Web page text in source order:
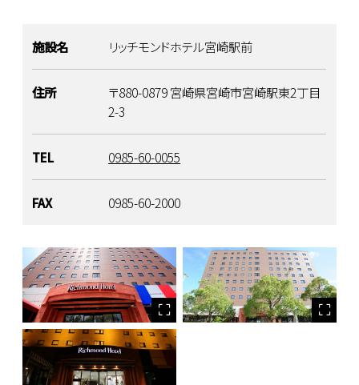
施設名 リッチモンドホテル宮崎駅前
住所
〒880-0879 宮崎県宮崎市宮崎駅東2丁目
2-3
TEL 0985-60-0055
FAX 0985-60-2000